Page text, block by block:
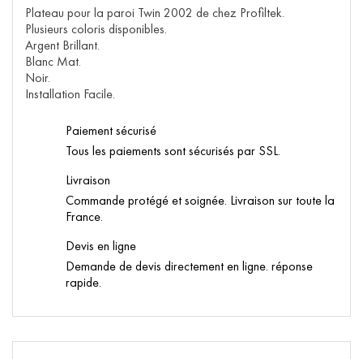
Plateau pour la paroi Twin 2002 de chez Profiltek.
Plusieurs coloris disponibles.
Argent Brillant.
Blanc Mat.
Noir.
Installation Facile.
Paiement sécurisé
Tous les paiements sont sécurisés par SSL.
Livraison
Commande protégé et soignée. Livraison sur toute la
France.
Devis en ligne
Demande de devis directement en ligne. réponse
rapide.